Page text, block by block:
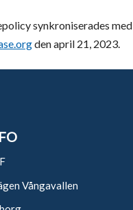
synkroniserades med
den april 21, 2023.
Vångavallen